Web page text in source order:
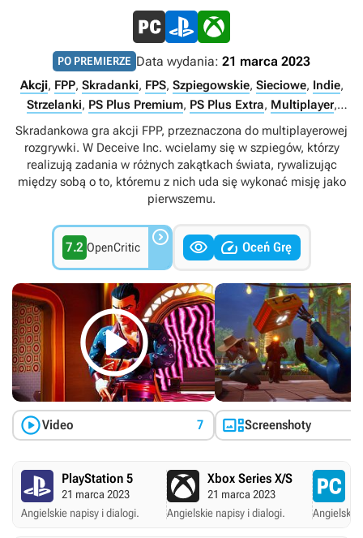
PO PREMIERZE Data wydania: 21 marca 2023
Akcji, FPP, Skradanki, FPS, Szpiegowskie, Sieciowe, Indie,
Strzelanki, PS Plus Premium, PS Plus Extra, Multiplayer,
Internet
Skradankowa gra akcji FPP, przeznaczona do multiplayerowej
rozgrywki. W Deceive Inc. wcielamy się w szpiegów, którzy
realizują zadania w różnych zakątkach świata, rywalizując
między sobą o to, któremu z nich uda się wykonać misję jako
pierwszemu.
7.2 OpenCritic    Oceń Grę

Video 7 Screenshoty
PlayStation 5
21 marca 2023
Angielskie napisy i dialogi.
Xbox Series X/S
21 marca 2023
Angielskie napisy i dialogi.
Angielskie